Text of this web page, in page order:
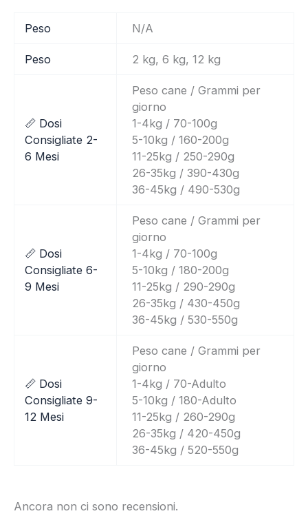
Peso N/A
Peso 2 kg, 6 kg, 12 kg
📏 Dosi
Consigliate 2-
6 Mesi
Peso cane / Grammi per
giorno
1-4kg / 70-100g
5-10kg / 160-200g
11-25kg / 250-290g
26-35kg / 390-430g
36-45kg / 490-530g
📏 Dosi
Consigliate 6-
9 Mesi
Peso cane / Grammi per
giorno
1-4kg / 70-100g
5-10kg / 180-200g
11-25kg / 290-290g
26-35kg / 430-450g
36-45kg / 530-550g
📏 Dosi
Consigliate 9-
12 Mesi
Peso cane / Grammi per
giorno
1-4kg / 70-Adulto
5-10kg / 180-Adulto
11-25kg / 260-290g
26-35kg / 420-450g
36-45kg / 520-550g
Ancora non ci sono recensioni.